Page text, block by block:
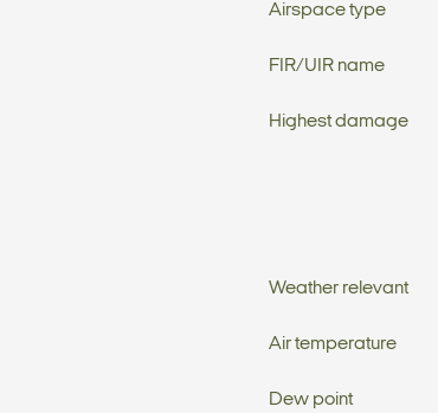
Airspace type
FIR/UIR name
Highest damage
Weather relevant
Air temperature
Dew point